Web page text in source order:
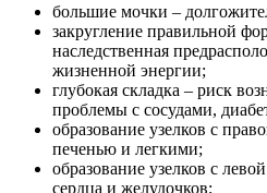
большие мочки –
закругление правильной
наследственная
жизненной энергии;
глубокая складка – риск
проблемы с сосудами,
образование узелков с
печенью и легкими;
образование узелков с
сердца и желудочков;